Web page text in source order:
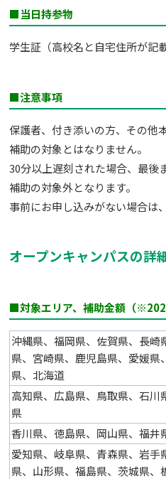
■当日持参物
学生証（高校名と自宅住所が記
■注意事項
保護者、付き添いの方、その他
補助の対象とはなりません。
30分以上遅刻された場合、最後
補助の対象外となります。
事前にお申し込みがない場合は
オープンキャンパスの詳
■対象エリア、補助金額（
沖縄県、福岡県、佐賀県、長崎
県、宮崎県、鹿児島県、愛媛県
県、北海道
高知県、広島県、鳥取県、石川
県
香川県、徳島県、岡山県、福井
愛知県、岐阜県、青森県、岩手
県、山形県、福島県、茨城県、